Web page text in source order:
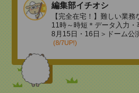
編集部イチオシ
【完全在宅！】難しい業
11時～時短＊データ入力・
8月15日・16日＞ドーム公
(8/7UP!)